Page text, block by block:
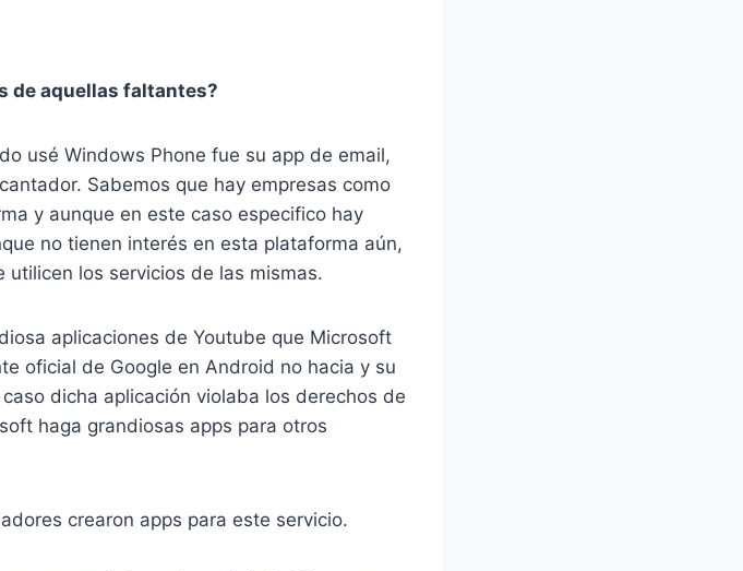
de aquellas faltantes?
usé Windows Phone fue su app de email,
Sabemos que hay empresas como
y aunque en este caso especifico hay
no tienen interés en esta plataforma aún,
los servicios de las mismas.
aplicaciones de Youtube que Microsoft
oficial de Google en Android no hacia y su
dicha aplicación violaba los derechos de
haga grandiosas apps para otros
crearon apps para este servicio.